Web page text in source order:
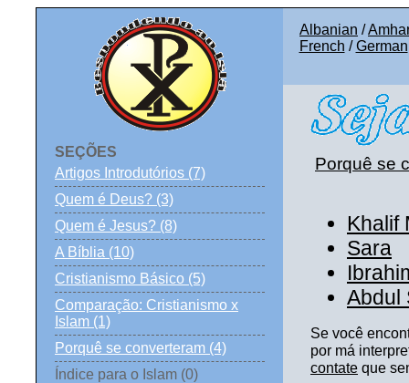
SEÇÕES
Artigos Introdutórios (7)
Quem é Deus? (3)
Quem é Jesus? (8)
A Bíblia (10)
Cristianismo Básico (5)
Comparação: Cristianismo x
Islam (1)
Porquê se converteram (4)
Índice para o Islam (0)
Albanian /
French /German
Porquê se
Khalif
Sara
Abdul
Se você
por má
contate que